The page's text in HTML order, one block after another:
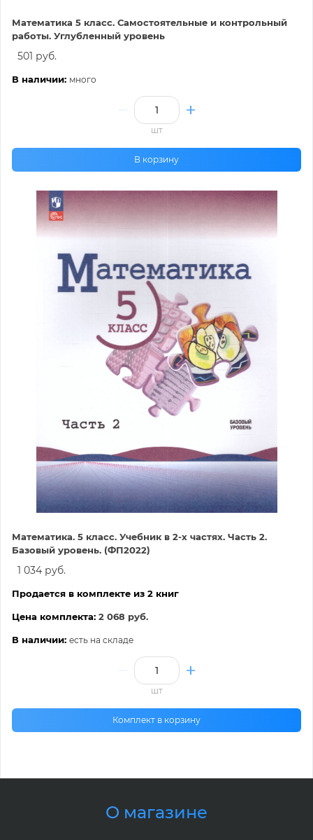
Математика 5 класс. Самостоятельные и контрольный
работы. Углубленный уровень
501 руб.
В наличии: много
шт
В корзину
Математика. 5 класс. Учебник в 2-х частях. Часть 2.
Базовый уровень. (ФП2022)
1 034 руб.
Продается в комплекте из 2 книг
Цена комплекта: 2 068 руб.
В наличии: есть на складе
шт
Комплект в корзину
О магазине